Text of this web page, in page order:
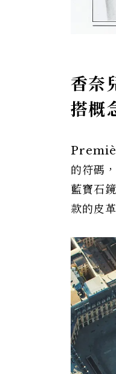
香奈
搭概
的符碼
藍寶石
款的皮